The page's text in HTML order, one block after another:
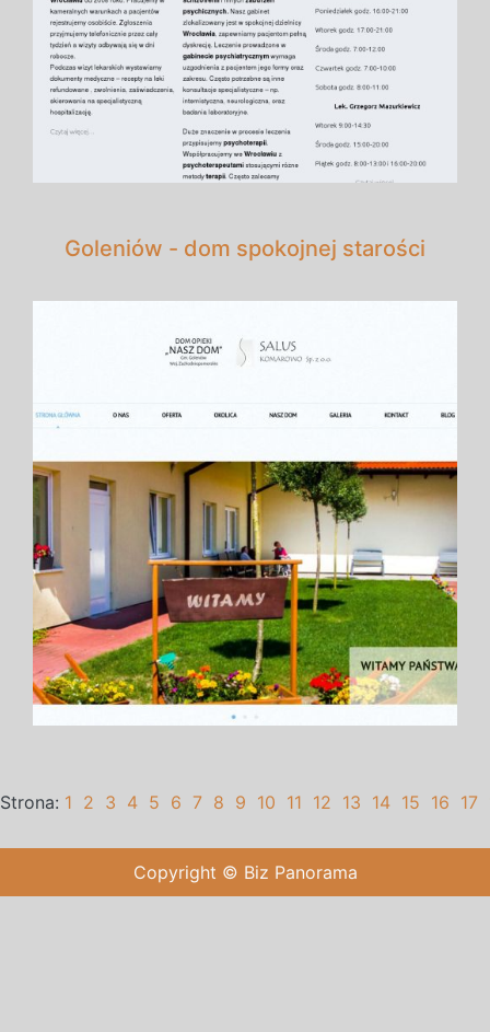
Goleniów - dom spokojnej starości
Strona: 1 2 3 4 5 6 7 8 9 10 11 12 13 14 15 16 17
Copyright © Biz Panorama